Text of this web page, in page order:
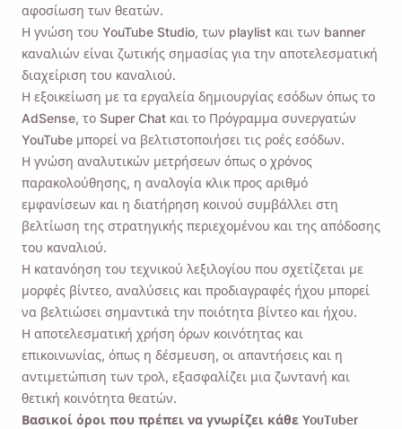
αφοσίωση των θεατών.
Η γνώση του YouTube Studio, των playlist και των banner
καναλιών είναι ζωτικής σημασίας για την αποτελεσματική
διαχείριση του καναλιού.
Η εξοικείωση με τα εργαλεία δημιουργίας εσόδων όπως το
AdSense, το Super Chat και το Πρόγραμμα συνεργατών
YouTube μπορεί να βελτιστοποιήσει τις ροές εσόδων.
Η γνώση αναλυτικών μετρήσεων όπως ο χρόνος
παρακολούθησης, η αναλογία κλικ προς αριθμό
εμφανίσεων και η διατήρηση κοινού συμβάλλει στη
βελτίωση της στρατηγικής περιεχομένου και της απόδοσης
του καναλιού.
Η κατανόηση του τεχνικού λεξιλογίου που σχετίζεται με
μορφές βίντεο, αναλύσεις και προδιαγραφές ήχου μπορεί
να βελτιώσει σημαντικά την ποιότητα βίντεο και ήχου.
Η αποτελεσματική χρήση όρων κοινότητας και
επικοινωνίας, όπως η δέσμευση, οι απαντήσεις και η
αντιμετώπιση των τρολ, εξασφαλίζει μια ζωντανή και
θετική κοινότητα θεατών.
Βασικοί όροι που πρέπει να γνωρίζει κάθε YouTuber